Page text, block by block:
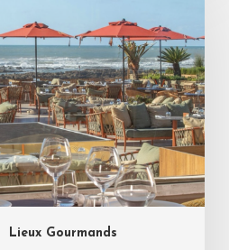
Lieux Gourmands